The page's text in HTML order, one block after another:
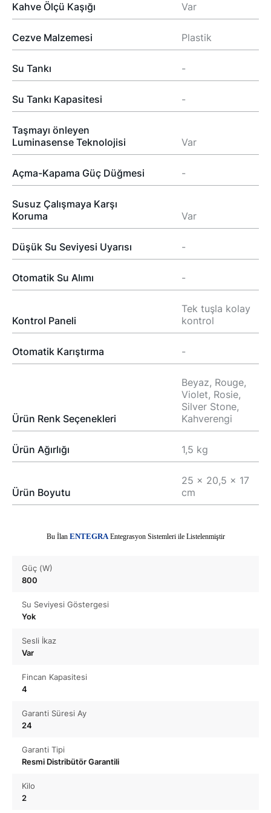
Kahve Ölçü Kaşığı Var
Cezve Malzemesi Plastik
Su Tankı -
Su Tankı Kapasitesi -
Taşmayı önleyen
Luminasense Teknolojisi
Var
Açma-Kapama Güç Düğmesi -
Susuz Çalışmaya Karşı
Koruma
Var
Düşük Su Seviyesi Uyarısı -
Otomatik Su Alımı -
Kontrol Paneli
Tek tuşla kolay
kontrol
Otomatik Karıştırma -
Ürün Renk Seçenekleri
Beyaz, Rouge,
Violet, Rosie,
Silver Stone,
Kahverengi
Ürün Ağırlığı 1,5 kg
Ürün Boyutu
25 x 20,5 x 17
cm
Bu İlan ENTEGRAEntegrasyon Sistemleri ile Listelenmiştir
Güç (W)
800
Su Seviyesi Göstergesi
Yok
Sesli İkaz
Var
Fincan Kapasitesi
4
Garanti Süresi Ay
24
Garanti Tipi
Resmi Distribütör Garantili
Kilo
2